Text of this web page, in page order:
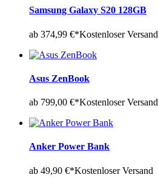
Samsung Galaxy S20 128GB
ab 374,99 €*Kostenloser Versand
Asus ZenBook
ab 799,00 €*Kostenloser Versand
Anker Power Bank
ab 49,90 €*Kostenloser Versand